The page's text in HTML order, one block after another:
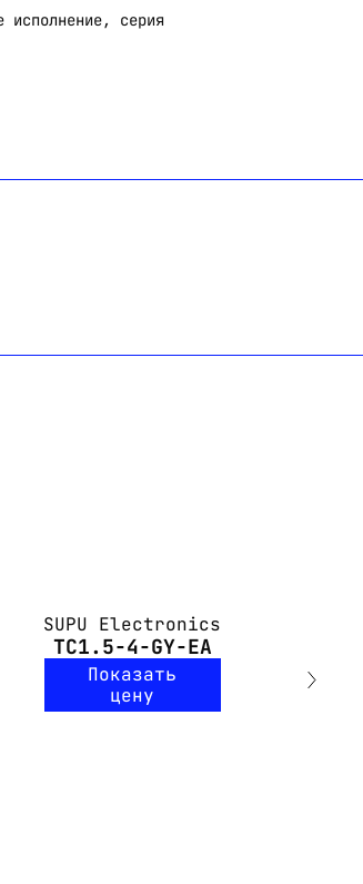
исполнение, серия
SUPU Electronics
TC1.5-4-GY-EA
Показать
цену